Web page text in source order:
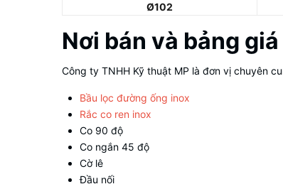
Ø102
Nơi bán và bảng
Công ty TNHH Kỹ thuật MP là đơn vị chuyên
Bầu lọc đường ống inox
Rắc co ren inox
Co 90 độ
Co ngắn 45 độ
Cờ lê
Đầu nối